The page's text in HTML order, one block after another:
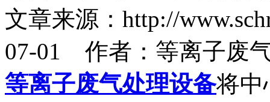
文章来源：http://
07-01 作者：等离子废
等离子废气处理设备将中